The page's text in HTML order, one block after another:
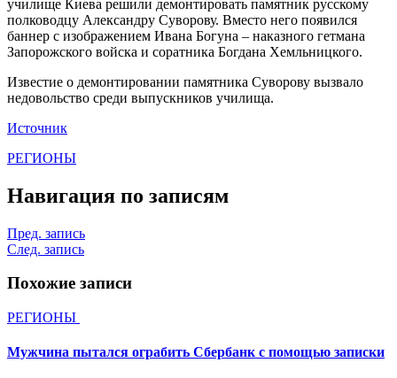
училище Киева решили демонтировать памятник русскому
полководцу Александру Суворову. Вместо него появился
баннер с изображением Ивана Богуна – наказного гетмана
Запорожского войска и соратника Богдана Хемльницкого.
Известие о демонтировании памятника Суворову вызвало
недовольство среди выпускников училища.
Источник
РЕГИОНЫ
Навигация по записям
Пред. запись
След. запись
Похожие записи
РЕГИОНЫ
Мужчина пытался ограбить Сбербанк с помощью записки